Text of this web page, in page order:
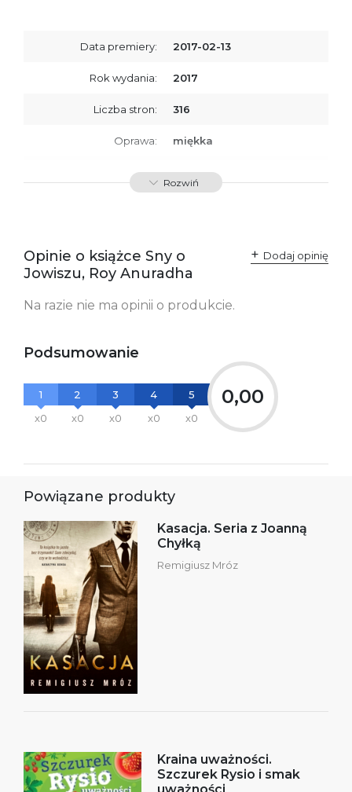
Data premiery: 2017-02-13
Rok wydania: 2017
Liczba stron: 316
Oprawa: miękka
ISBN 9788379766000
odpowiedzialne za
zgodność produktu z
przepisami:
ul. Fredry 8
61-701 Poznań
kontakt@wydajenamsie.pl
+48 61 623 38 38
informacje dotyczące
Rozwiń
Opinie o książce Sny o
Jowiszu, Roy Anuradha
Dodaj opinię
Na razie nie ma opinii o produkcie.
Podsumowanie
1
x0
2
x0
3
x0
4
x0
5
x0
0,00
Powiązane produkty
Kasacja. Seria z Joanną
Chyłką
Remigiusz Mróz
Kraina uważności.
Szczurek Rysio i smak